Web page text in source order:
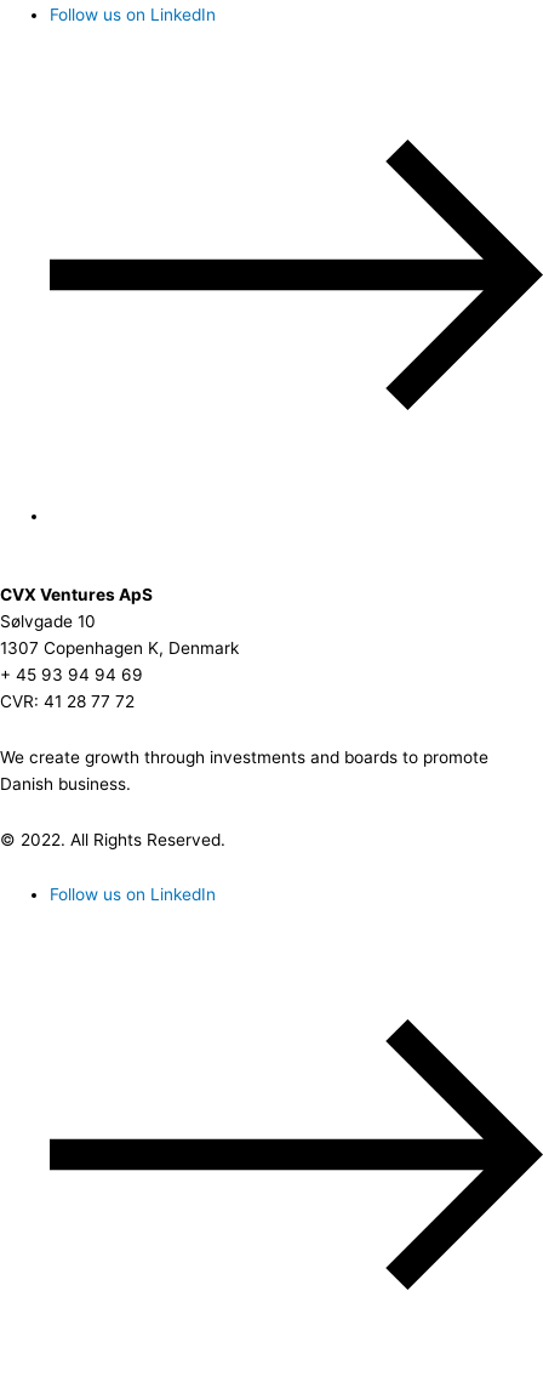
Follow us on LinkedIn
CVX Ventures ApS
Sølvgade 10
1307 Copenhagen K, Denmark
+ 45 93 94 94 69
CVR: 41 28 77 72
We create growth through investments and boards to promote
Danish business.
© 2022. All Rights Reserved.
Follow us on LinkedIn